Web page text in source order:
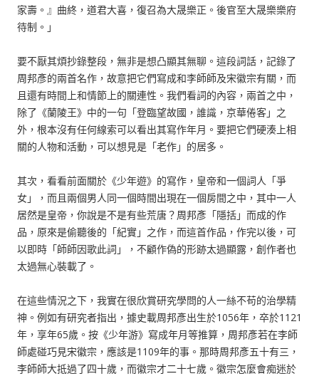
家壽。』曲終，道君大喜，復召為大晟樂正。後官至大晟樂樂府
待制。」
要不厭其煩抄錄整段，無非是想凸顯其無聊。這段詞話，記錄了
周邦彥的兩首名作，故意把它們寫成和李師師及宋徽宗有關，而
且還有時間上和情節上的關連性。我們看詞的內容，兩首之中，
除了《蘭陵王》中的一句「登臨望故國，誰識，京華倦客」之
外，根本沒有任何線索可以看出其寫作年月。要把它們硬湊上相
關的人物和活動，可以想見是「老作」的居多。
其次，看看前面關於《少年遊》的寫作，皇帝和一個詞人「爭
女」，而且兩個男人同一個時間出現在一個房間之中，其中一人
居然是皇帝，你說是不是有些荒唐？周邦彥「隱括」而成的作
品，原來是偷聽後的「紀實」之作，而這首作品，作完以後，可
以即時「師師因歌此詞」，不顧作偽的形跡太過顯露，創作者也
太過無心裝載了。
在這些情況之下，我實在很欣賞研究學問的人一絲不苟的治學精
神。例如有研究者指出，據史載周邦彥出生於1056年，卒於1121
年，享年65歲。按《少年游》寫成年月等推算，周邦彥若在李師
師處碰巧見宋徽宗，應該是1109年的事。那時周邦彥五十有三，
李師師大抵過了四十歲，而徽宗才二十七歲。徽宗怎麼會痴迷於